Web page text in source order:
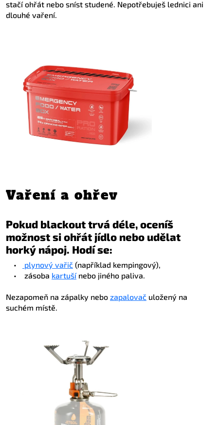
stačí ohřát nebo sníst studené. Nepotřebuješ lednici ani
dlouhé vaření.
Vaření a ohřev
Pokud blackout trvá déle, oceníš
možnost si ohřát jídlo nebo udělat
horký nápoj. Hodí se:
• plynový vařič (například kempingový),
•
zásoba kartušínebo jiného paliva.
Nezapomeň na zápalky nebo zapalovač uložený na
suchém místě.